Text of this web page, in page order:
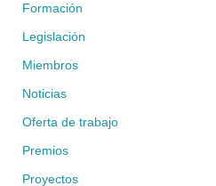
Formación
Legislación
Miembros
Noticias
Oferta de trabajo
Premios
Proyectos